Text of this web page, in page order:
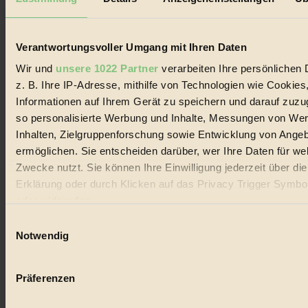
Verantwortungsvoller Umgang mit Ihren Daten
Wir und unsere 1022 Partner verarbeiten Ihre persönlichen
z. B. Ihre IP-Adresse, mithilfe von Technologien wie
Informationen auf Ihrem Gerät zu speichern und darauf
so personalisierte Werbung und Inhalte, Messungen von
Inhalten, Zielgruppenforschung sowie Entwicklung von
ermöglichen. Sie entscheiden darüber, wer Ihre Daten für
Zwecke nutzt. Sie können Ihre Einwilligung jederzeit über
Erklärung oder durch Klicken auf das Privacy Trigger
Wenn Sie es erlauben, würden wir auch gerne:
Ihr Gerät durch aktives Scannen nach bestimmten
Notwendig
Präferenzen
Biorama steht für einen nachhaltigen Lebensstil und bewussten
Lebenswandel. Es ist eine moderne Plattform für Ideen, Menschen
Handels mit Bioprodukten, des Fair-Trade sowie der Branche
alternativer Energien.
Social Media
22.601 Fans auf Facebook
3.415 Follower auf Twitter
Folge uns auf Instagram
Themen
Bio
Vegan